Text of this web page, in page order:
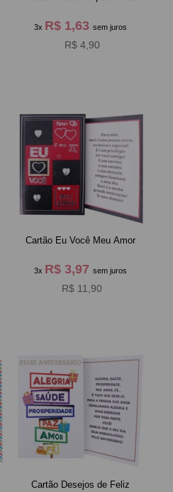
3x R$ 1,63sem juros
R$ 4,90
Cartão Eu Você Meu Amor
3x R$ 3,97sem juros
R$ 11,90
Cartão Desejos de Feliz